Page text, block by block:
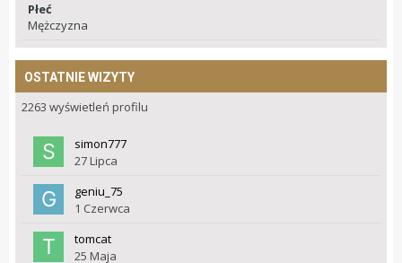
Płeć
Mężczyzna
OSTATNIE WIZYTY
2263 wyświetleń profilu
simon777
27 Lipca
geniu_75
1 Czerwca
tomcat
25 Maja